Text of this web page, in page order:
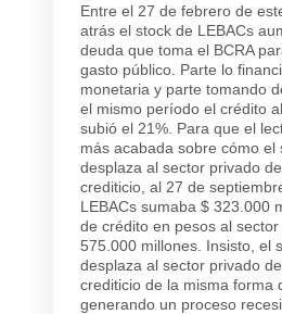
Entre el 27 de febrero de
atrás el stock de LEBACs
deuda que toma el BCRA
gasto público. Parte lo
monetaria y parte tomando
el mismo período el crédito
subió el 21%. Para que el
más acabada sobre cómo el
desplaza al sector privado
crediticio, al 27 de
LEBACs sumaba $ 323.000
de crédito en pesos al
575.000 millones. Insisto, el
desplaza al sector privado
crediticio de la misma forma
generando un proceso